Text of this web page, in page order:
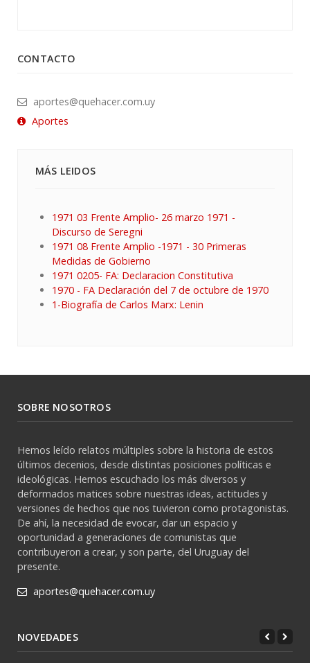
CONTACTO
aportes@quehacer.com.uy
Aportes
MÁS LEIDOS
1971 03 Frente Amplio- 26 marzo 1971 -
Discurso de Seregni
1971 08 Frente Amplio -1971 - 30 Primeras
Medidas de Gobierno
1971 0205- FA: Declaracion Constitutiva
1970 - FA Declaración del 7 de octubre de 1970
1-Biografía de Carlos Marx: Lenin
SOBRE NOSOTROS
Hemos leído relatos múltiples sobre la historia de estos
últimos decenios, desde distintas posiciones políticas e
ideológicas. Hemos escuchado los más diversos y
deformados matices sobre nuestras ideas, actitudes y
versiones de hechos que nos tuvieron como protagonistas.
De ahí, la necesidad de evocar, dar un espacio y
oportunidad a generaciones de comunistas que
contribuyeron a crear, y son parte, del Uruguay del
presente.
aportes@quehacer.com.uy
NOVEDADES